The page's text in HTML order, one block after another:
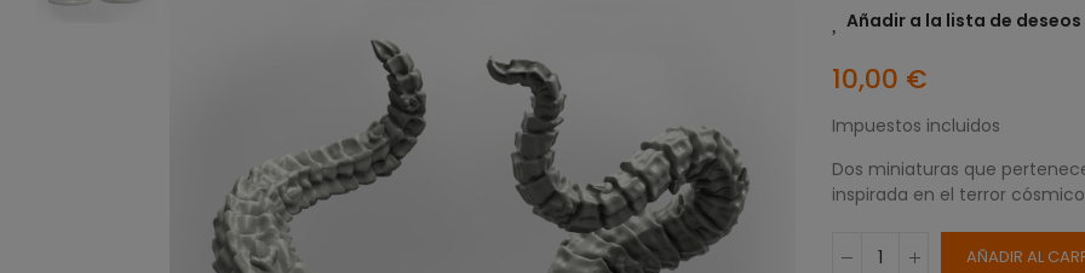
Añadir a la lista de deseos
10,00 €
Impuestos incluidos
Dos miniaturas que
inspirada en el terror
AÑADIR AL